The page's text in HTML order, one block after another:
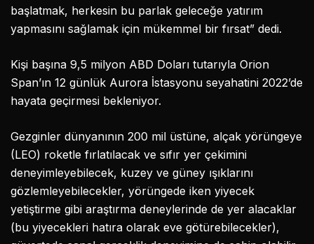
başlatmak, herkesin bu parlak geleceğe yatırım
yapmasını sağlamak için mükemmel bir fırsat” dedi.
Kişi başına 9,5 milyon ABD Doları tutarıyla Orion
Span’ın 12 günlük Aurora İstasyonu seyahatini 2022’de
hayata geçirmesi bekleniyor.
Gezginler dünyanının 200 mil üstüne, alçak yörüngeye
(LEO) roketle fırlatılacak ve sıfır yer çekimini
deneyimleyebilecek, kuzey ve güney ışıklarını
gözlemleyebilecekler, yörüngede iken yiyecek
yetiştirme gibi araştırma deneylerinde de yer alacaklar
(bu yiyecekleri hatıra olarak eve götürebilecekler),